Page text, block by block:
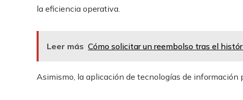
la eficiencia operativa.
Leer más Cómo solicitar un reembolso tras el
Asimismo, la aplicación de tecnologías de información